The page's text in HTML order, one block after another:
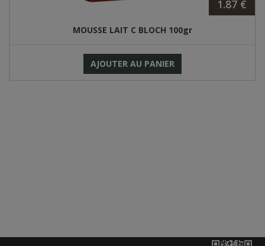
1.87 €
MOUSSE LAIT C BLOCH 100gr
AJOUTER AU PANIER